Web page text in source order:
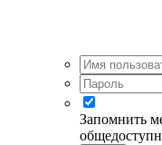
Запомнить